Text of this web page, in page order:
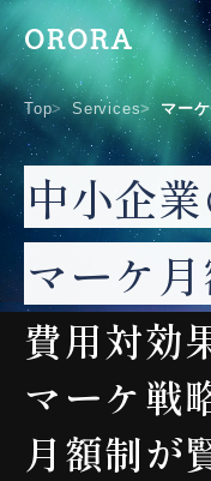
ORORA
Top Services マー
中小企
マーケ
費用対効
マーケ戦
月額制が